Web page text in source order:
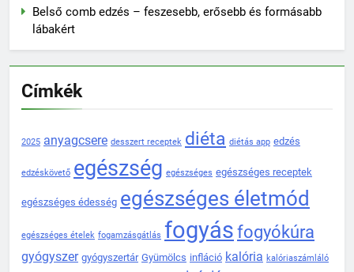
Belső comb edzés – feszesebb, erősebb és formásabb
lábakért
Címkék
2025 anyagcsere desszert receptek diéta diétás app edzés
edzéskövető egészség egészséges egészséges receptek
egészséges édesség egészséges életmód
egészséges ételek fogamzásgátlás fogyás fogyókúra
gyógyszer gyógyszertár Gyümölcs infláció kalória kalóriaszámláló